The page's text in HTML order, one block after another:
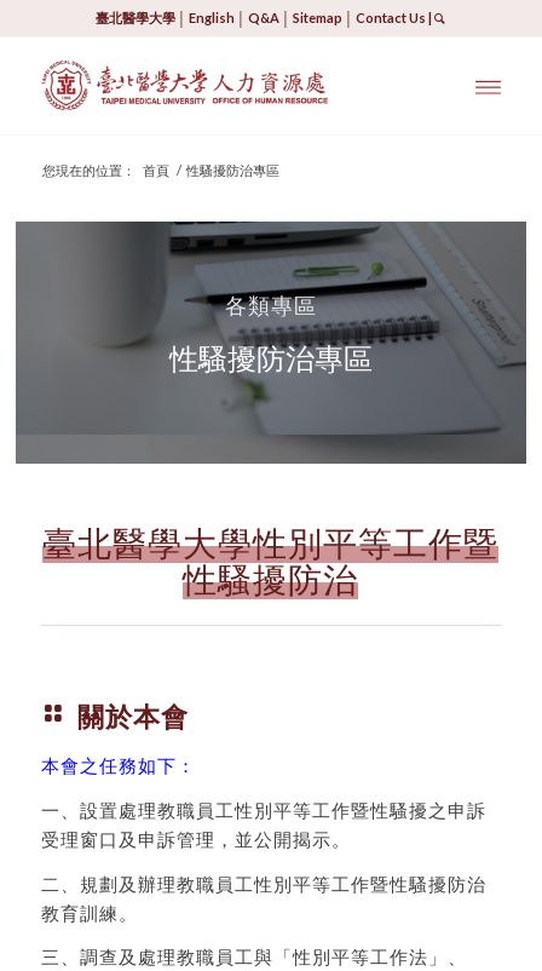
臺北醫學大學 │English │Q&A │Sitemap │Contact Us |
您現在的位置： 首頁 / 性騷擾防治專區
各類專區
性騷擾防治專區
臺北醫學大學性別平等工作暨
性騷擾防治
關於本會
本會之任務如下：
一、設置處理教職員工性別平等工作暨性騷擾之申訴
受理窗口及申訴管理，並公開揭示。
二、規劃及辦理教職員工性別平等工作暨性騷擾防治
教育訓練。
三、調查及處理教職員工與「性別平等工作法」、